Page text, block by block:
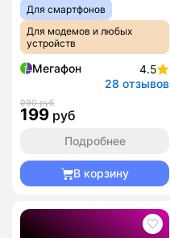
Для смартфонов
Для модемов и любых
устройств
Мегафон
4.5
28 отзывов
990 руб
199 руб
Подробнее
В корзину